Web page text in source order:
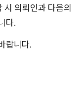
시 의뢰인과 다음의
다.
랍니다.